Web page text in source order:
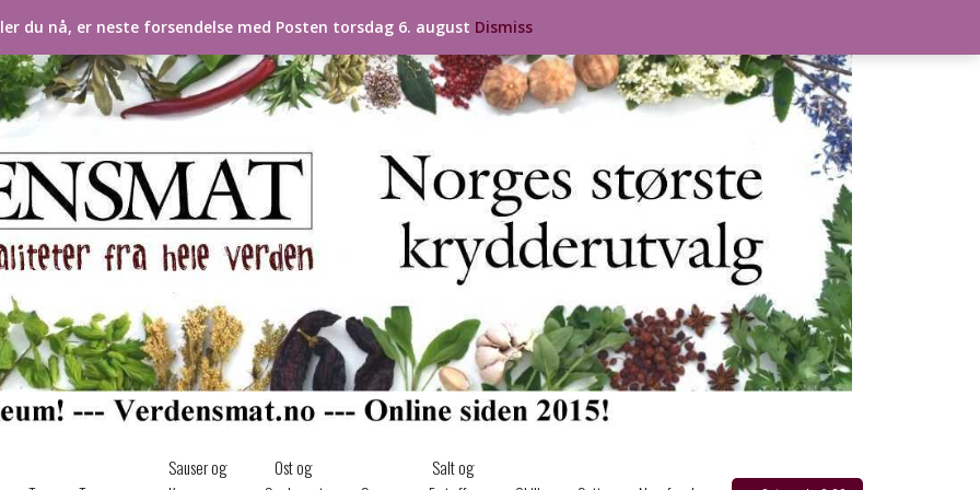
Sauser og
Ost og
Salt og
du nå, er neste forsendelse med Posten torsdag 6. august Dismiss